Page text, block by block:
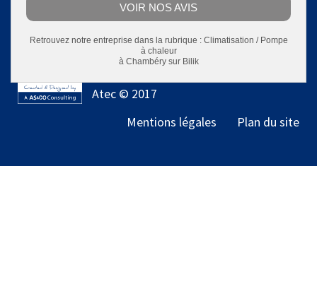
VOIR NOS AVIS
Retrouvez notre entreprise dans la rubrique : Climatisation / Pompe
à chaleur
à Chambérysur Bilik
Atec © 2017
Mentions légales
Plan du site